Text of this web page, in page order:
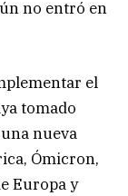
no entró en
el
tomado
nueva
Ómicron,
Europa y